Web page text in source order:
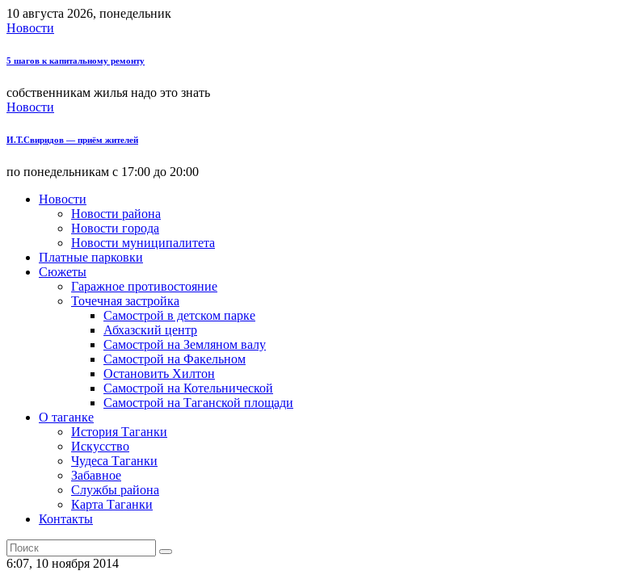
10 августа 2026, понедельник
Новости
5 шагов к капитальному ремонту
собственникам жилья надо это знать
Новости
И.Т.Свиридов — приём жителей
по понедельникам с 17:00 до 20:00
Новости
Новости района
Новости города
Новости муниципалитета
Платные парковки
Сюжеты
Гаражное противостояние
Точечная застройка
Самострой в детском парке
Абхазский центр
Самострой на Земляном валу
Самострой на Факельном
Остановить Хилтон
Самострой на Котельнической
Самострой на Таганской площади
О таганке
История Таганки
Искусство
Чудеса Таганки
Забавное
Службы района
Карта Таганки
Контакты
6:07, 10 ноября 2014